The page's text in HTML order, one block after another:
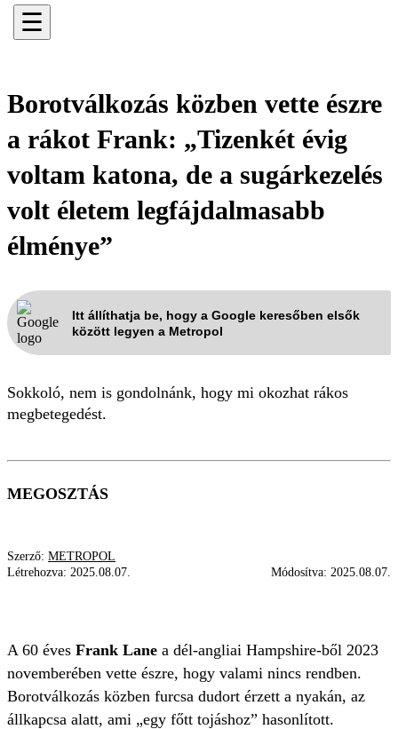
☰
Borotválkozás közben vette észre
a rákot Frank: „Tizenkét évig
voltam katona, de a sugárkezelés
volt életem legfájdalmasabb
élménye”
Itt állíthatja be, hogy a Google keresőben elsők
között legyen a Metropol
Sokkoló, nem is gondolnánk, hogy mi okozhat rákos
megbetegedést.
MEGOSZTÁS
Szerző: METROPOL
Létrehozva: 2025.08.07. Módosítva: 2025.08.07.
A 60 éves Frank Lane a dél-angliai Hampshire-ből 2023
novemberében vette észre, hogy valami nincs rendben.
Borotválkozás közben furcsa dudort érzett a nyakán, az
állkapcsa alatt, ami „egy főtt tojáshoz” hasonlított.